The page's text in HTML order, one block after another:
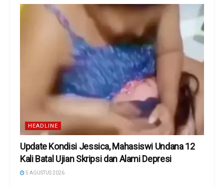
HEADLINE
Update Kondisi Jessica, Mahasiswi Undana 12
Kali Batal Ujian Skripsi dan Alami Depresi
5 AGUSTUS 2026